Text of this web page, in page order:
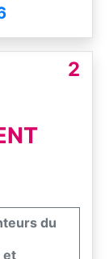
2
du
et